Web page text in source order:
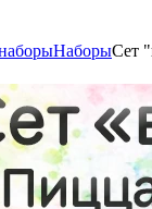
НаборыСет